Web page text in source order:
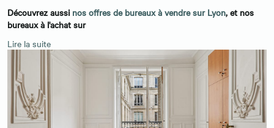
Découvrez aussi nos offres de bureaux à vendre sur Lyon, et nos
bureaux à l'achat sur
Lire la suite